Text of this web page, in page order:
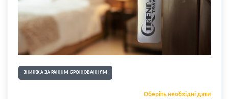
ЗНИЖКА ЗА РАННІМ БРОНЮВАННЯМ
Оберіть необхідні дати